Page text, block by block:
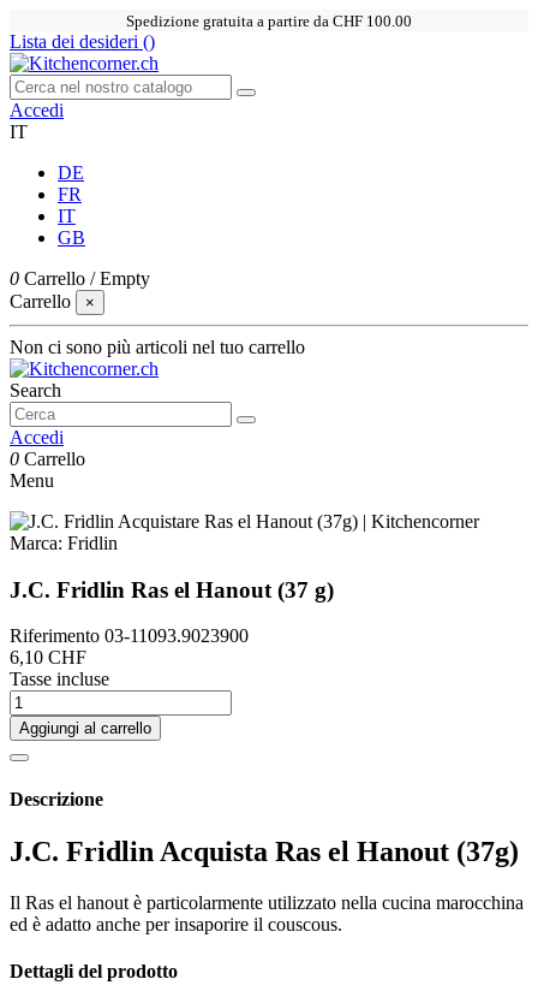
Spedizione gratuita a partire da CHF 100.00
Lista dei desideri ()
Accedi
IT
DE
FR
IT
GB
0 Carrello /Empty
Carrello
×
Non ci sono più articoli nel tuo carrello
Search
Accedi
0 Carrello
Menu
Marca: Fridlin
J.C. Fridlin Ras el Hanout (37 g)
Riferimento 03-11093.9023900
6,10 CHF
Tasse incluse
Aggiungi al carrello
Descrizione
J.C. Fridlin Acquista Ras el Hanout (37g)
Il Ras el hanout è particolarmente utilizzato nella cucina marocchina
ed è adatto anche per insaporire il couscous.
Dettagli del prodotto